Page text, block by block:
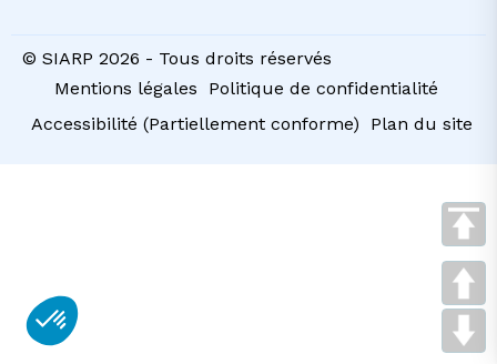
© SIARP 2026 - Tous droits réservés
Mentions légales
Politique de confidentialité
Accessibilité (Partiellement conforme)
Plan du site